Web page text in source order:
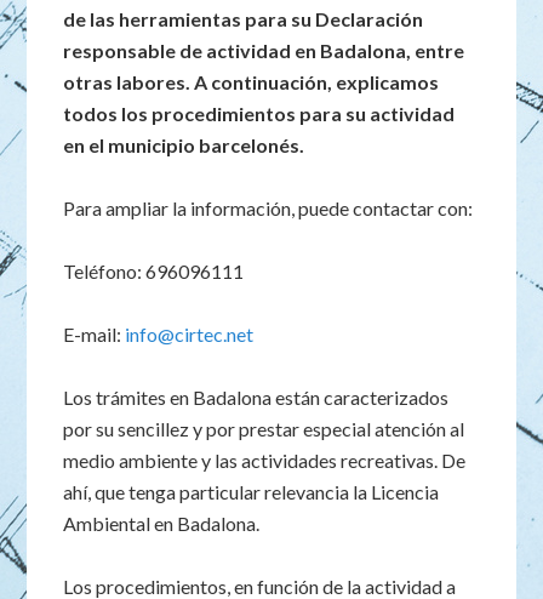
de las herramientas para su Declaración
responsable de actividad en Badalona, entre
otras labores. A continuación, explicamos
todos los procedimientos para su actividad
en el municipio barcelonés.
Para ampliar la información, puede contactar con:
Teléfono: 696096111
E-mail: info@cirtec.net
Los trámites en Badalona están caracterizados
por su sencillez y por prestar especial atención al
medio ambiente y las actividades recreativas. De
ahí, que tenga particular relevancia la Licencia
Ambiental en Badalona.
Los procedimientos, en función de la actividad a